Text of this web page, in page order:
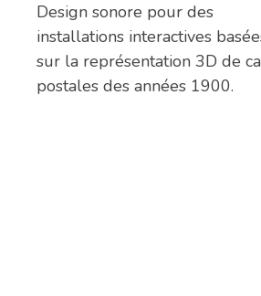
Design sonore pour des
installations interactives
sur la représentation 3D de
postales des années 1900.